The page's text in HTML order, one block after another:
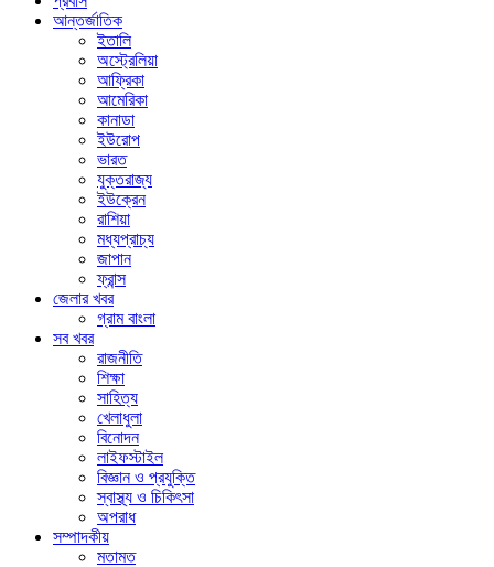
আন্তর্জাতিক
ইতালি
অস্ট্রেলিয়া
আফ্রিকা
আমেরিকা
কানাডা
ইউরোপ
ভারত
যুক্তরাজ্য
ইউক্রেন
রাশিয়া
মধ্যপ্রাচ্য
জাপান
ফ্রান্স
জেলার খবর
গ্রাম বাংলা
সব খবর
রাজনীতি
শিক্ষা
সাহিত্য
খেলাধুলা
বিনোদন
লাইফস্টাইল
বিজ্ঞান ও প্রযুক্তি
স্বাস্থ্য ও চিকিৎসা
অপরাধ
সম্পাদকীয়
মতামত